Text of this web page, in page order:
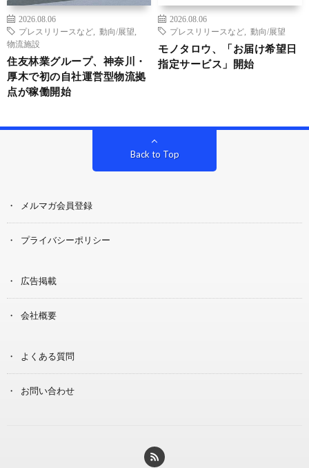
2026.08.06
プレスリリースなど
動向/展望
物流施設
住友林業グループ、神奈川・
厚木で初の自社運営型物流拠
点が稼働開始
2026.08.06
プレスリリースなど
動向/展望
モノタロウ、「お届け希望日
指定サービス」開始
Back to Top
メルマガ会員登録
プライバシーポリシー
広告掲載
会社概要
よくある質問
お問い合わせ